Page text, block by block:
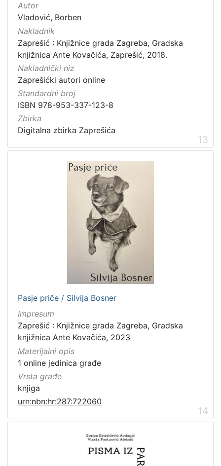
Autor
Vladović, Borben
Nakladnik
Zaprešić : Knjižnice grada Zagreba, Gradska
knjižnica Ante Kovačića, Zaprešić, 2018.
Nakladnički niz
Zaprešićki autori online
Standardni broj
ISBN 978-953-337-123-8
Zbirka
Digitalna zbirka Zaprešića
13
Pasje priče / Silvija Bosner
Impresum
Zaprešić : Knjižnice grada Zagreba, Gradska
knjižnica Ante Kovačića, 2023
Materijalni opis
1 online jedinica građe
Vrsta građe
knjiga
urn:nbn:hr:287:722060
14